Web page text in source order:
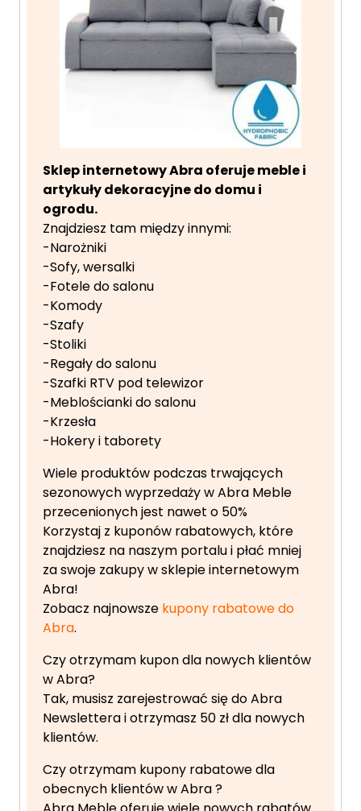
Sklep internetowy Abra oferuje meble i
artykuły dekoracyjne do domu i
ogrodu.
Znajdziesz tam między innymi:
-Narożniki
-Sofy, wersalki
-Fotele do salonu
-Komody
-Szafy
-Stoliki
-Regały do salonu
-Szafki RTV pod telewizor
-Meblościanki do salonu
-Krzesła
-Hokery i taborety
Wiele produktów podczas trwających
sezonowych wyprzedaży w Abra Meble
przecenionych jest nawet o 50%
Korzystaj z kuponów rabatowych, które
znajdziesz na naszym portalu i płać mniej
za swoje zakupy w sklepie internetowym
Abra!
Zobacz najnowsze kupony rabatowe do
Abra.
Czy otrzymam kupon dla nowych klientów
w Abra?
Tak, musisz zarejestrować się do Abra
Newslettera i otrzymasz 50 zł dla nowych
klientów.
Czy otrzymam kupony rabatowe dla
obecnych klientów w Abra ?